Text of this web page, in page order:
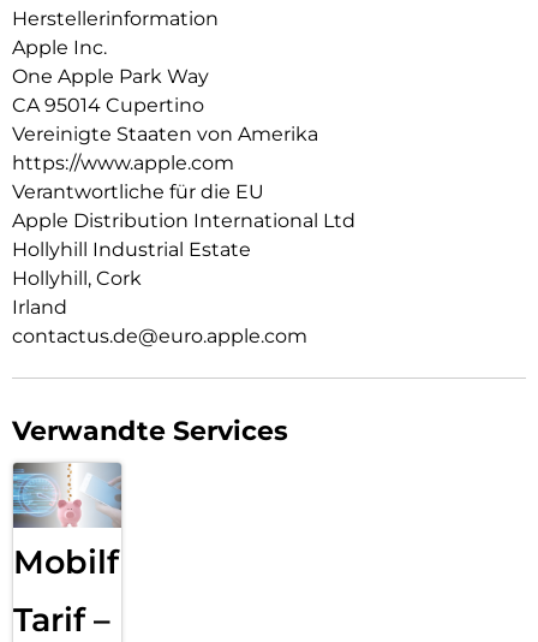
sondern ist auch dafür gemacht, dein iPhone vor Kratzern
und bei Stürzen zu schützen.
Herstellerinformation
Apple Inc.
One Apple Park Way
CA 95014 Cupertino
Vereinigte Staaten von Amerika
https://www.apple.com
Verantwortliche für die EU
Apple Distribution International Ltd
Hollyhill Industrial Estate
Hollyhill, Cork
Irland
contactus.de@euro.apple.com
Verwandte Services
Mobilfunk
Tarif –